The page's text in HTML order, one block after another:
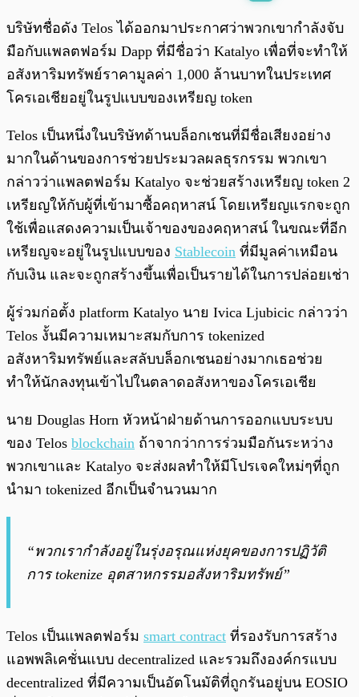
พร้อมเล่น / 0:00
บริษัทชื่อดัง Telos ได้ออกมาประกาศว่าพวกเขากำลังจับ
มือกับแพลตฟอร์ม Dapp ที่มีชื่อว่า Katalyo เพื่อที่จะทำให้
อสังหาริมทรัพย์ราคามูลค่า 1,000 ล้านบาทในประเทศ
โครเอเชียอยู่ในรูปแบบของเหรียญ token
Telos เป็นหนึ่งในบริษัทด้านบล็อกเชนที่มีชื่อเสียงอย่าง
มากในด้านของการช่วยประมวลผลธุรกรรม พวกเขา
กล่าวว่าแพลตฟอร์ม Katalyo จะช่วยสร้างเหรียญ token 2
เหรียญให้กับผู้ที่เข้ามาซื้อคฤหาสน์ โดยเหรียญแรกจะถูก
ใช้เพื่อแสดงความเป็นเจ้าของของคฤหาสน์ ในขณะที่อีก
เหรียญจะอยู่ในรูปแบบของ Stablecoin ที่มีมูลค่าเหมือน
กับเงิน และจะถูกสร้างขึ้นเพื่อเป็นรายได้ในการปล่อยเช่า
ผู้ร่วมก่อตั้ง platform Katalyo นาย Ivica Ljubicic กล่าวว่า
Telos งั้นมีความเหมาะสมกับการ tokenized
อสังหาริมทรัพย์และสลับบล็อกเชนอย่างมากเธอช่วย
ทำให้นักลงทุนเข้าไปในตลาดอสังหาของโครเอเชีย
นาย Douglas Horn หัวหน้าฝ่ายด้านการออกแบบระบบ
ของ Telos blockchain ถ้าจากว่าการร่วมมือกันระหว่าง
พวกเขาและ Katalyo จะส่งผลทำให้มีโปรเจคใหม่ๆที่ถูก
นำมา tokenized อีกเป็นจำนวนมาก
“พวกเรากำลังอยู่ในรุ่งอรุณแห่งยุคของการปฏิวัติ
การ tokenize อุตสาหกรรมอสังหาริมทรัพย์”
Telos เป็นแพลตฟอร์ม smart contract ที่รองรับการสร้าง
แอพพลิเคชั่นแบบ decentralized และรวมถึงองค์กรแบบ
decentralized ที่มีความเป็นอัตโนมัติที่ถูกรันอยู่บน EOSIO